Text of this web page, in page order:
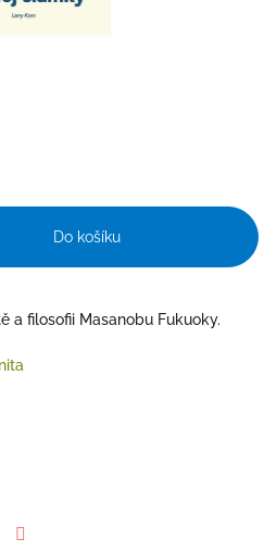
Do košíku
a filosofii Masanobu Fukuoky.